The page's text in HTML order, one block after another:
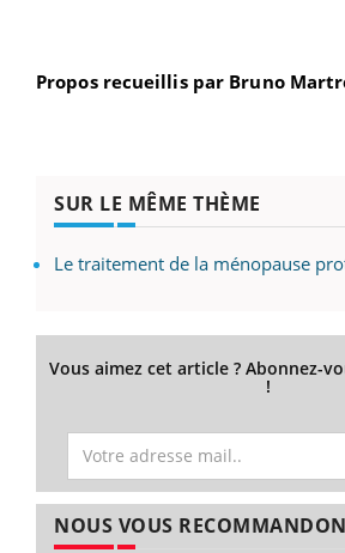
Propos recueillis par Bruno
SUR LE MÊME THÈME
Le traitement de la ménopause
Vous aimez cet article ? Abonnez-
!
NOUS VOUS